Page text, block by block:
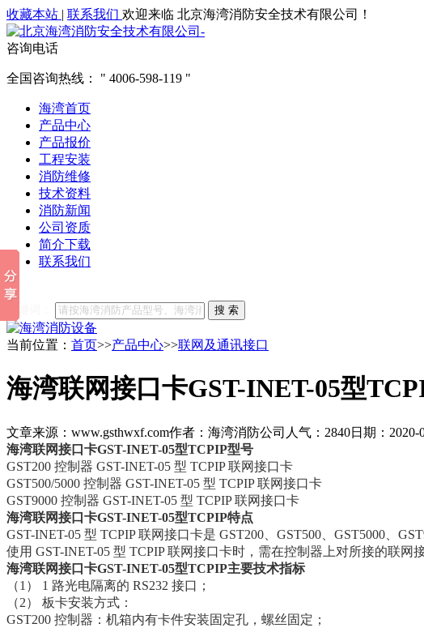
收藏本站 | 联系我们 欢迎来临 北京海湾消防安全技术有限公司！
咨询电话
全国咨询热线： 4006-598-119
海湾首页
产品中心
产品报价
工程安装
消防维修
技术资料
消防新闻
公司资质
简介下载
联系我们
他们都在搜索:
搜 索
当前位置： 首页>>产品中心>>联网及通讯接口
海湾联网接口卡GST-INET-05型
文章来源：www.gsthwxf.com作者：海湾消防公司 人气：2840日期：2020-
海湾联网接口卡GST-INET-05型TCPIP型号
GST200 控制器 GST-INET-05 型 TCPIP 联网接口卡
GST500/5000 控制器 GST-INET-05 型 TCPIP 联网接口卡
GST9000 控制器 GST-INET-05 型 TCPIP 联网接口卡
海湾联网接口卡GST-INET-05型TCPIP特点
GST-INET-05 型 TCPIP 联网接口卡是 GST200、GST500、GST5000、
使用 GST-INET-05 型 TCPIP 联网接口卡时，需在控制器上对所接的联
海湾联网接口卡GST-INET-05型TCPIP主要技术指标
（1） 1 路光电隔离的 RS232 接口；
（2） 板卡安装方式：
GST200 控制器：机箱内有卡件安装固定孔，螺丝固定；